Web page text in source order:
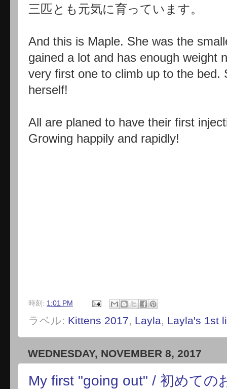
三匹とも元気に育っています。
And this is Maple. She was the
gained a lot and has enough weight
very first one to climb up to the bed.
herself!
All are planed to have their first
Growing happily and rapidly!
時刻: 1:01 PM
ラベル: Kittens 2017, Layla, Layla's 1st
WEDNESDAY, NOVEMBER 8, 2017
My first "going out" / 初めての